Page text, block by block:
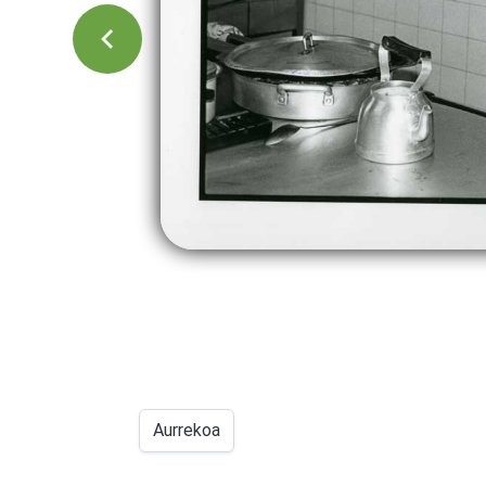
Aurrekoa